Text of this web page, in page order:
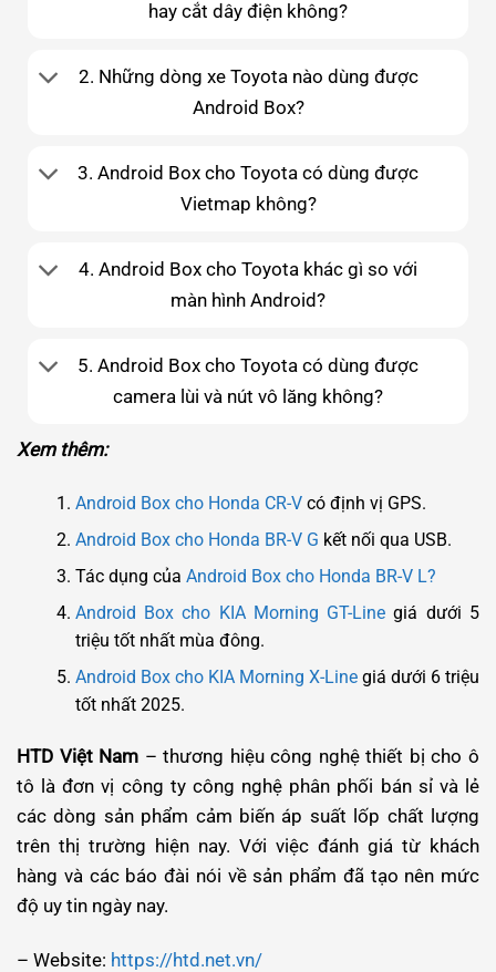
hay cắt dây điện không?
2. Những dòng xe Toyota nào dùng được
Android Box?
3. Android Box cho Toyota có dùng được
Vietmap không?
4. Android Box cho Toyota khác gì so với
màn hình Android?
5. Android Box cho Toyota có dùng được
camera lùi và nút vô lăng không?
Xem thêm:
Android Box cho Honda CR-Vcó định vị GPS.
Android Box cho Honda BR-V G kết nối qua USB.
Tác dụng của Android Box cho Honda BR-V L?
Android Box cho KIA Morning GT-Line giá dưới 5
triệu tốt nhất mùa đông.
Android Box cho KIA Morning X-Linegiá dưới 6 triệu
tốt nhất 2025.
HTD Việt Nam – thương hiệu công nghệ thiết bị cho ô
tô là đơn vị công ty công nghệ phân phối bán sỉ và lẻ
các dòng sản phẩm cảm biến áp suất lốp chất lượng
trên thị trường hiện nay. Với việc đánh giá từ khách
hàng và các báo đài nói về sản phẩm đã tạo nên mức
độ uy tin ngày nay.
– Website: https://htd.net.vn/